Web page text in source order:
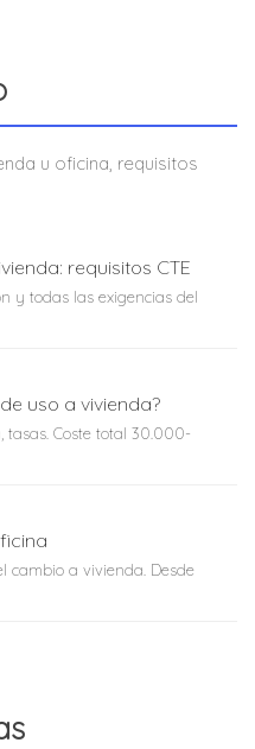
u oficina, requisitos
requisitos CTE
y todas las exigencias del
uso a vivienda?
tasas. Coste total 30.000-
cambio a vivienda. Desde